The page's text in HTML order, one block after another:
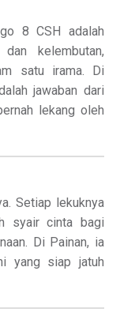
8 CSH adalah
kelembutan,
satu irama. Di
jawaban dari
lekang oleh
Setiap lekuknya
syair cinta bagi
Di Painan, ia
yang siap jatuh